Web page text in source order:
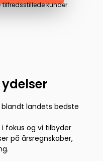
tilfredsstillede kunder
landets bedste
fokus og vi tilbyder
på årsregnskaber,